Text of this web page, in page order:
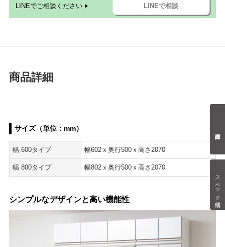
スペック情報
LINEでご相談ください LINEで相談
商品詳細
サイズ（単位：mm）
幅 600タイプ 幅602ｘ奥行500ｘ高さ2070
幅 800タイプ 幅802ｘ奥行500ｘ高さ2070
シンプルなデザインと高い機能性